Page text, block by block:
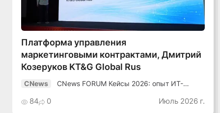
Платформа управления
маркетинговыми контрактами, Дмитрий
Козеруков KT&G Global Rus
CNews
CNews FORUM Кейсы 2026: опыт ИТ-
84 0 Июль 2026 г.